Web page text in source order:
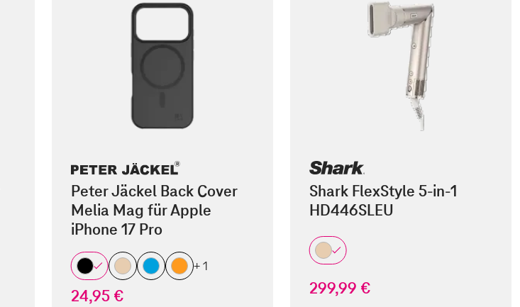
Peter Jäckel Back Cover
Melia Mag für Apple
iPhone 17 Pro
+ 1
24,95 €
Shark FlexStyle 5-in-1
HD446SLEU
299,99 €